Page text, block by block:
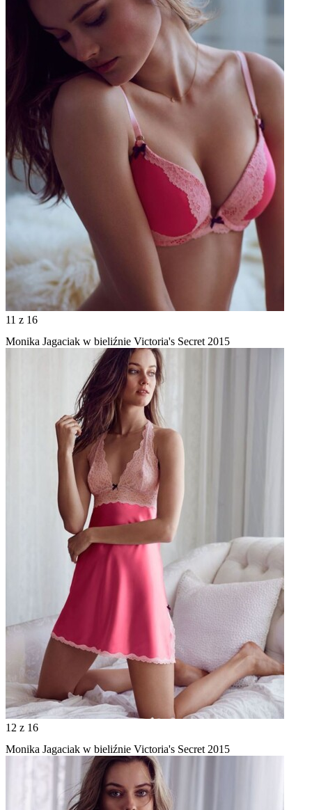
11 z 16
Monika Jagaciak w bieliźnie Victoria's Secret 2015
12 z 16
Monika Jagaciak w bieliźnie Victoria's Secret 2015